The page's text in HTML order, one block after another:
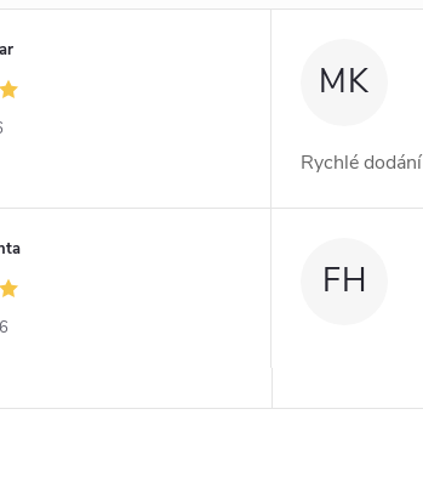
MK
Rychlé dodání
FH